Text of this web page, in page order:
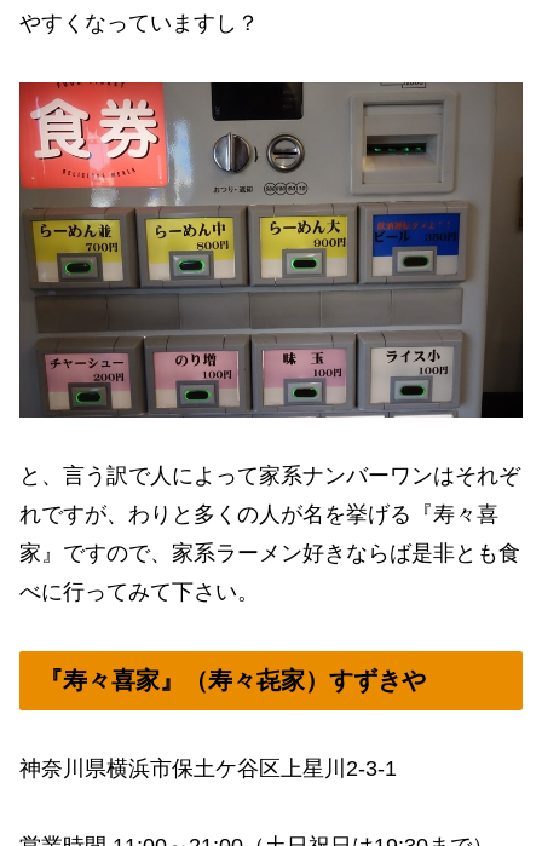
やすくなっていますし？
と、言う訳で人によって家系ナンバーワンはそれぞ
れですが、わりと多くの人が名を挙げる『寿々喜
家』ですので、家系ラーメン好きならば是非とも食
べに行ってみて下さい。
『寿々喜家』（寿々㐂家）すずきや
神奈川県横浜市保土ケ谷区上星川2-3-1